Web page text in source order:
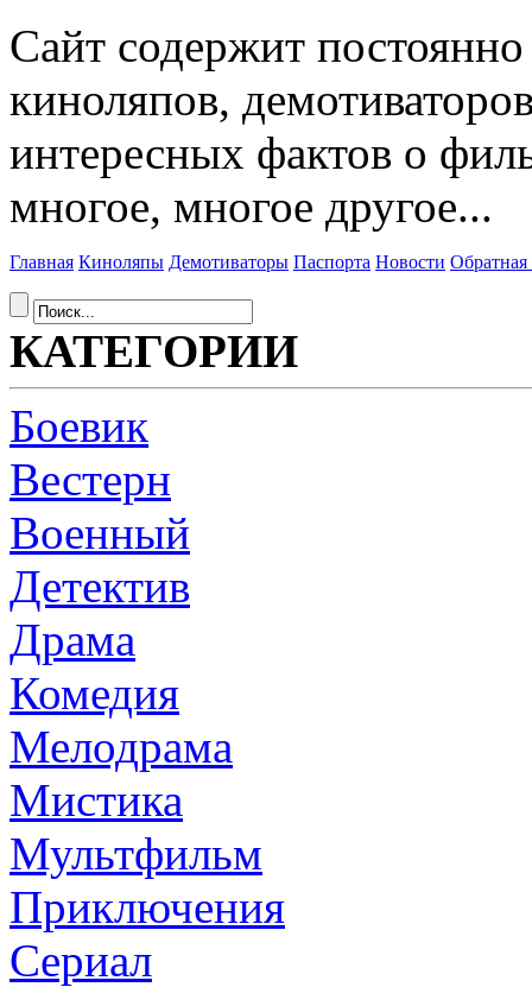
Сайт содержит
киноляпов,
интересных фактов о
многое, многое другое...
Главная Киноляпы Демотиваторы Паспорта Новости Обратная
КАТЕГОРИИ
Боевик
Вестерн
Военный
Детектив
Драма
Комедия
Мелодрама
Мистика
Мультфильм
Приключения
Сериал